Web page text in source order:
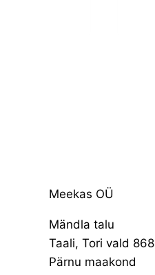
Meekas OÜ
Mändla talu
Taali, Tori vald
Pärnu maakond